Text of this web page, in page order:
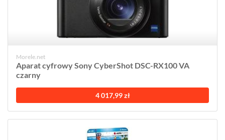
Morele.net
Aparat cyfrowy Sony CyberShot DSC-RX100 VA
czarny
4 017,99 zł